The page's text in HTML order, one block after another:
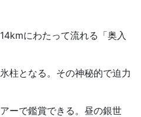
にわたって流れる「奥入
柱となる。その神秘的で迫力
ーで鑑賞できる。昼の銀世